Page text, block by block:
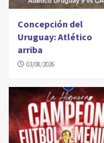
Concepción del
Uruguay: Atlético
arriba
03/08/2026